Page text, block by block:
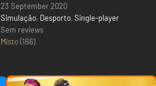
23 September 2020
Simulação, Desporto, Single-player
Sem reviews
Misto(166)